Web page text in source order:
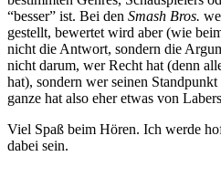
“besser” ist. Bei den Smash Bros.
gestellt, bewertet wird aber (wie
nicht die Antwort, sondern die
nicht darum, wer Recht hat (denn
hat), sondern wer seinen
ganze hat also eher etwas von
Viel Spaß beim Hören. Ich werde
dabei sein.